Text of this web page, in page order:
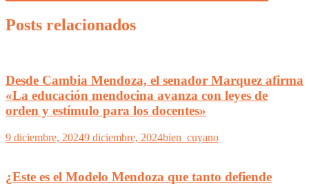
Posts relacionados
Desde Cambia Mendoza, el senador Marquez afirma
«La educación mendocina avanza con leyes de
orden y estímulo para los docentes»
9 diciembre, 20249 diciembre, 2024bien_cuyano
¿Este es el Modelo Mendoza que tanto defiende